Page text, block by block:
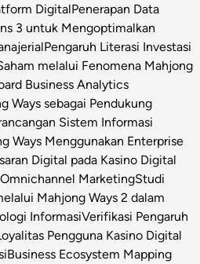
DigitalPenerapan Data
3 untuk Mengoptimalkan
Pengaruh Literasi Investasi
melalui Fenomena Mahjong
Business Analytics
Ways sebagai Pendukung
Sistem Informasi
Ways Menggunakan Enterprise
Digital pada Kasino Digital
MarketingStudi
Mahjong Ways 2 dalam
InformasiVerifikasi Pengaruh
Pengguna Kasino Digital
Business Ecosystem Mapping